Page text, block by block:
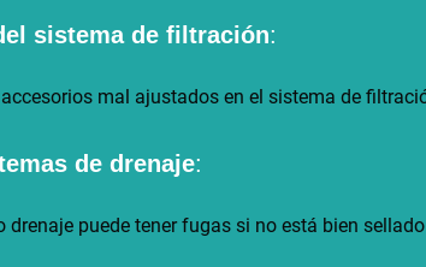
sistema de filtración:
mal ajustados en el sistema de
de drenaje:
drenaje puede tener fugas si no está bien